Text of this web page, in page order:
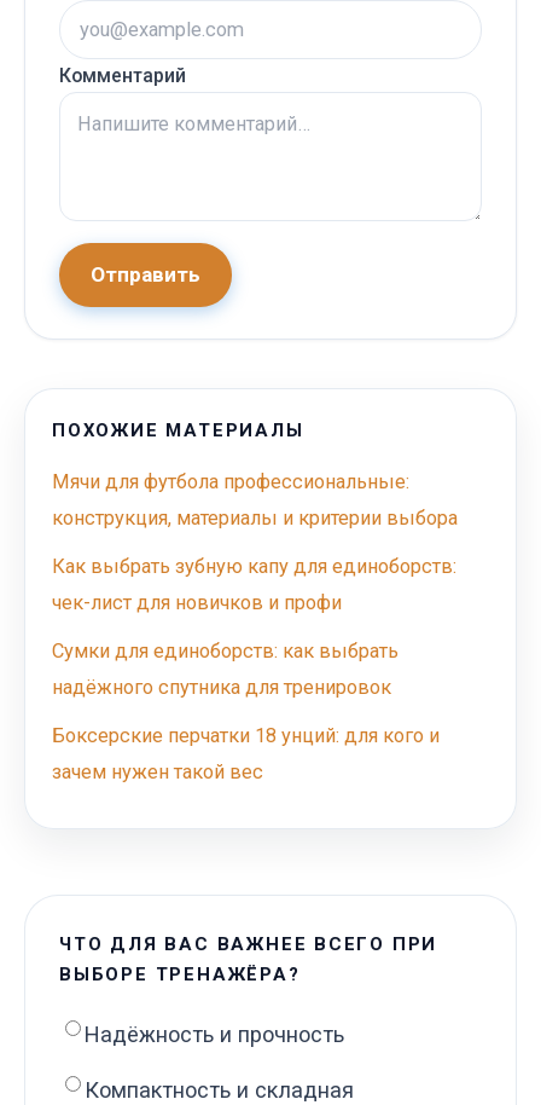
Комментарий
Отправить
ПОХОЖИЕ МАТЕРИАЛЫ
Мячи для футбола профессиональные:
конструкция, материалы и критерии выбора
Как выбрать зубную капу для единоборств:
чек-лист для новичков и профи
Сумки для единоборств: как выбрать
надёжного спутника для тренировок
Боксерские перчатки 18 унций: для кого и
зачем нужен такой вес
ЧТО ДЛЯ ВАС ВАЖНЕЕ ВСЕГО ПРИ
ВЫБОРЕ ТРЕНАЖЁРА?
Надёжность и прочность
Компактность и складная